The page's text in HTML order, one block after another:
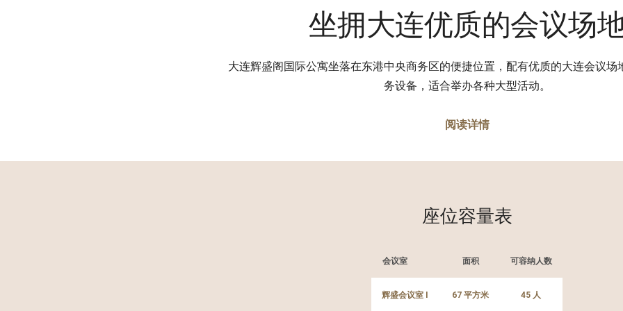
坐拥大连优质的会议场
大连辉盛阁国际公寓坐落在东港中央商务区的便捷位置，配有优质的大连会议场
务设备，适合举办各种大型活动。
阅读详情
座位容量表
会议室 面积 可容纳人数
辉盛会议室 I 67 平方米 45 人